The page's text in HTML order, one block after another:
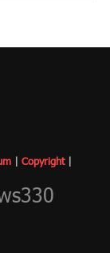
| Copyright|